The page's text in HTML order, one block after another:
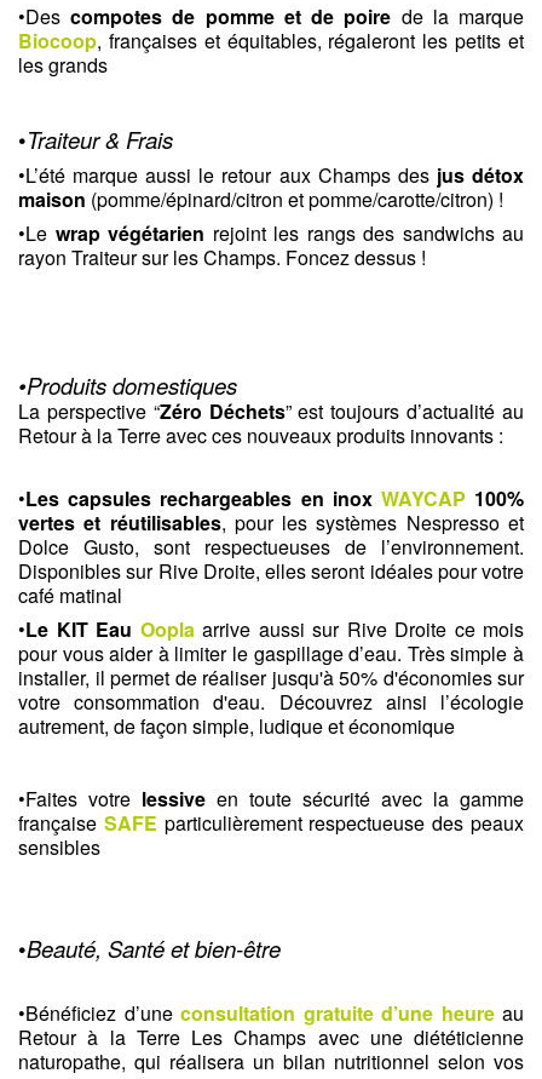
•Des compotes de pomme et de poire
Biocoop, françaises et équitables, régaleront les petits et
les grands
•Traiteur & Frais
•L’été marque aussi le retour aux Champs des jus détox
maison (pomme/épinard/citron et pomme/carotte/citron) !
•Le wrap végétarien rejoint les rangs des sandwichs au
rayon Traiteur sur les Champs. Foncez dessus !
•Produits domestiques
La perspective “Zéro Déchets” est toujours d’actualité au
Retour à la Terre avec ces nouveaux produits innovants :
•Les capsules rechargeables en inox WAYCAP 100%
vertes et réutilisables, pour les systèmes Nespresso et
Dolce Gusto, sont respectueuses de l’environnement.
Disponibles sur Rive Droite, elles seront idéales pour votre
café matinal
•Le KIT Eau Oopla arrive aussi sur Rive Droite ce mois
pour vous aider à limiter le gaspillage d’eau. Très simple à
installer, il permet de réaliser jusqu'à 50% d'économies sur
votre consommation d'eau. Découvrez ainsi l’écologie
autrement, de façon simple, ludique et économique
•Faites votre lessive en toute sécurité avec la gamme
française SAFE particulièrement respectueuse des peaux
sensibles
•Beauté, Santé et bien-être
•Bénéficiez d’une consultation gratuite d’une heure au
Retour à la Terre Les Champs avec une diététicienne
naturopathe, qui réalisera un bilan nutritionnel selon vos